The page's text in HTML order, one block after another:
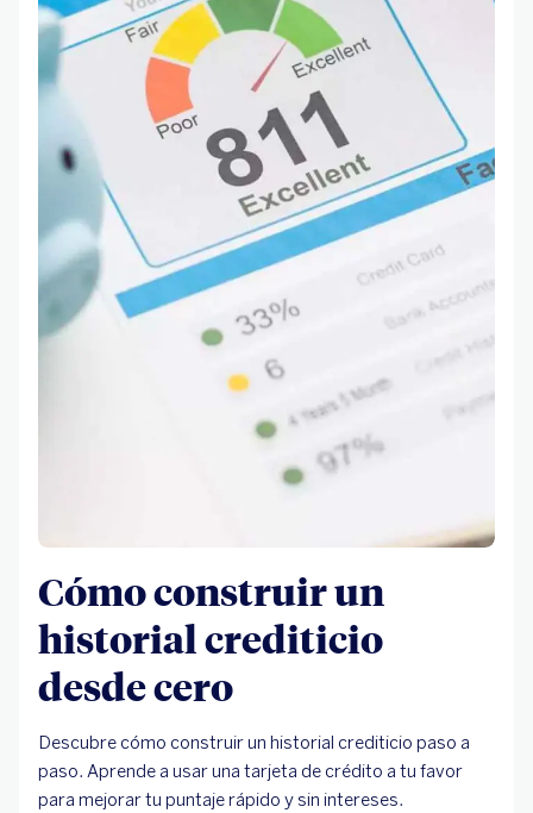
Cómo construir un
historial crediticio
desde cero
Descubre cómo construir un historial crediticio paso a
paso. Aprende a usar una tarjeta de crédito a tu favor
para mejorar tu puntaje rápido y sin intereses.